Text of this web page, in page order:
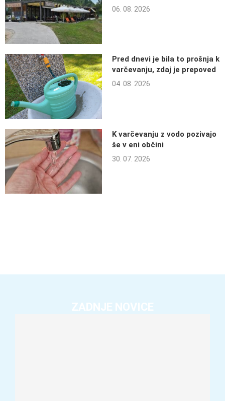
06. 08. 2026
Pred dnevi je bila to prošnja k
varčevanju, zdaj je prepoved
04. 08. 2026
K varčevanju z vodo pozivajo
še v eni občini
30. 07. 2026
ZADNJE NOVICE